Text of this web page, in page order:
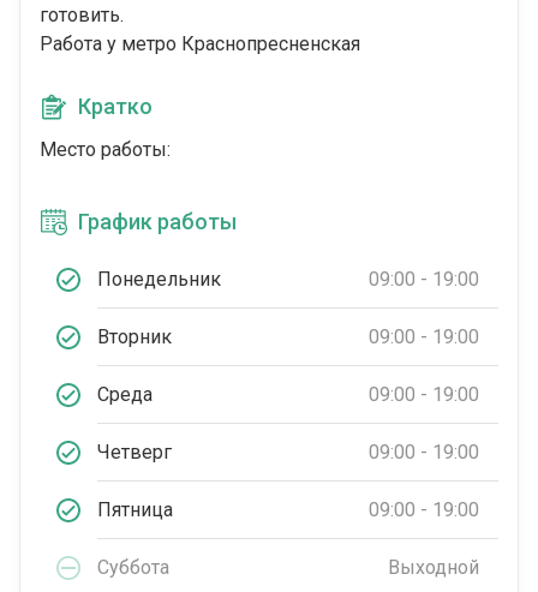
готовить.
Работа у метро Краснопресненская
Кратко
Место работы:
График работы
Понедельник 09:00 - 19:00
Вторник 09:00 - 19:00
Среда 09:00 - 19:00
Четверг 09:00 - 19:00
Пятница 09:00 - 19:00
Суббота Выходной